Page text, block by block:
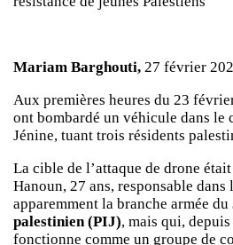
Mariam Barghouti, 27 février
Aux premières heures du 23
ont bombardé un véhicule dans le
Jénine, tuant trois résidents
La cible de l’attaque de drone
Hanoun, 27 ans, responsable
apparemment la branche armée du
palestinien (PIJ), mais qui,
fonctionne comme un groupe de